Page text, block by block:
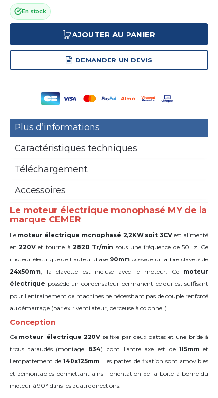
En stock
AJOUTER AU PANIER
DEMANDER UN DEVIS
Plus d’informations
Caractéristiques techniques
Téléchargement
Accessoires
Le moteur électrique monophasé MY de la
marque CEMER
Le moteur électrique monophasé 2,2KW soit 3CVest alimenté
en 220V et tourne à 2820 Tr/min sous une fréquence de 50Hz. Ce
moteur électrique de hauteur d'axe 90mmpossède un arbre claveté de
24x50mm, la clavette est incluse avec le moteur. Ce moteur
électrique possède un condensateur permanent ce qui est suffisant
pour l'entrainement de machines ne nécessitant pas de couple renforcé
au démarrage (par ex. : ventilateur, perceuse à colonne..).
Conception
Ce moteur électrique 220V se fixe par deux pattes et une bride à
trous taraudés (montage B34) dont l'entre axe est de115mm et
l'empattement de 140x125mm. Les pattes de fixation sont amovibles
et démontables permettant ainsi l'orientation de la boite à borne du
moteur à 90° dans les quatre directions.